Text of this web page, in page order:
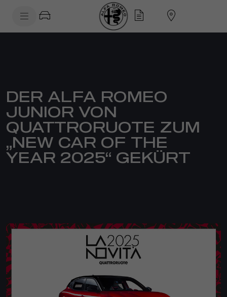
DER ALFA ROMEO
JUNIOR VON
QUATTRORUOTE ZUM
„NEW CAR OF THE
YEAR 2025“ GEKÜRT